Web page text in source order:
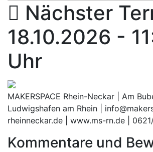
Nächster
18.10.2026 -
Uhr
MAKERSPACE Rhein-Neckar | Am
Ludwigshafen am Rhein |
rheinneckar.de | www.ms-rn.de |
Kommentare und